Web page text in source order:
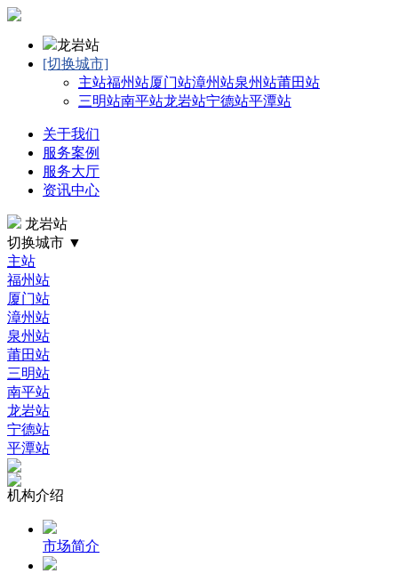
龙岩站
[切换城市]
主站福州站厦门站漳州站泉州站莆田站
三明站南平站龙岩站宁德站平潭站
关于我们
服务案例
服务大厅
资讯中心
龙岩站
切换城市 ▼
主站
福州站
厦门站
漳州站
泉州站
莆田站
三明站
南平站
龙岩站
宁德站
平潭站
机构介绍
市场简介